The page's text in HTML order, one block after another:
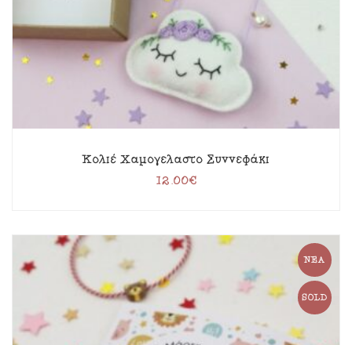
Κολιέ Χαμογελαστό Συννεφάκι
12.00€
ΝΈΑ
SOLD